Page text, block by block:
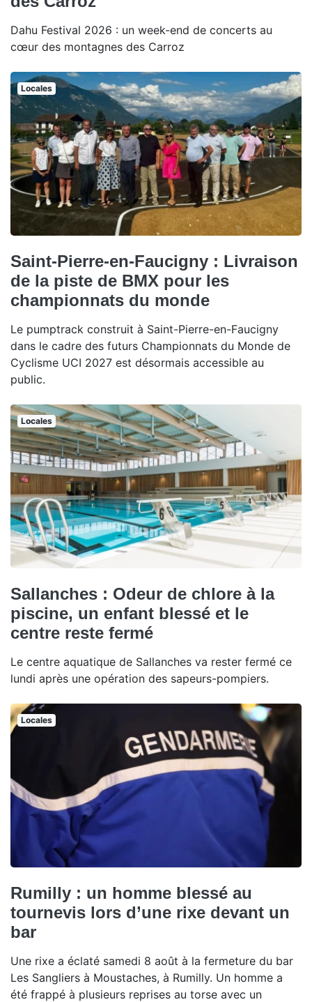
Dahu Festival 2026 : un week-end de concerts au
cœur des montagnes des Carroz
Locales
Saint-Pierre-en-Faucigny : Livraison
de la piste de BMX pour les
championnats du monde
Le pumptrack construit à Saint-Pierre-en-Faucigny
dans le cadre des futurs Championnats du Monde de
Cyclisme UCI 2027 est désormais accessible au
public.
Locales
Sallanches : Odeur de chlore à la
piscine, un enfant blessé et le
centre reste fermé
Le centre aquatique de Sallanches va rester fermé ce
lundi après une opération des sapeurs-pompiers.
Locales
Rumilly : un homme blessé au
tournevis lors d’une rixe devant un
bar
Une rixe a éclaté samedi 8 août à la fermeture du bar
Les Sangliers à Moustaches, à Rumilly. Un homme a
été frappé à plusieurs reprises au torse avec un